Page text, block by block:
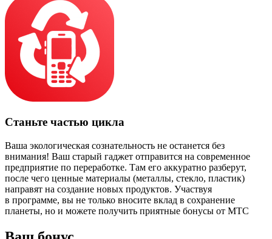
Станьте частью цикла
Ваша экологическая сознательность не останется без
внимания! Ваш старый гаджет отправится на современное
предприятие по переработке. Там его аккуратно разберут,
после чего ценные материалы (металлы, стекло, пластик)
направят на создание новых продуктов. Участвуя
в программе, вы не только вносите вклад в сохранение
планеты, но и можете получить приятные бонусы от МТС